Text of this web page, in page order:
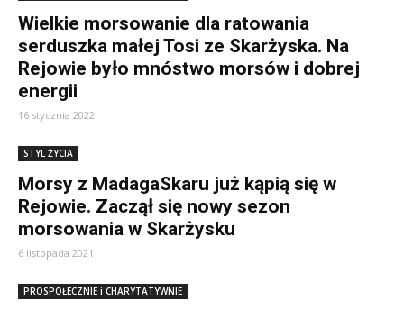
Wielkie morsowanie dla ratowania
serduszka małej Tosi ze Skarżyska. Na
Rejowie było mnóstwo morsów i dobrej
energii
16 stycznia 2022
STYL ŻYCIA
Morsy z MadagaSkaru już kąpią się w
Rejowie. Zaczął się nowy sezon
morsowania w Skarżysku
6 listopada 2021
PROSPOŁECZNIE i CHARYTATYWNIE